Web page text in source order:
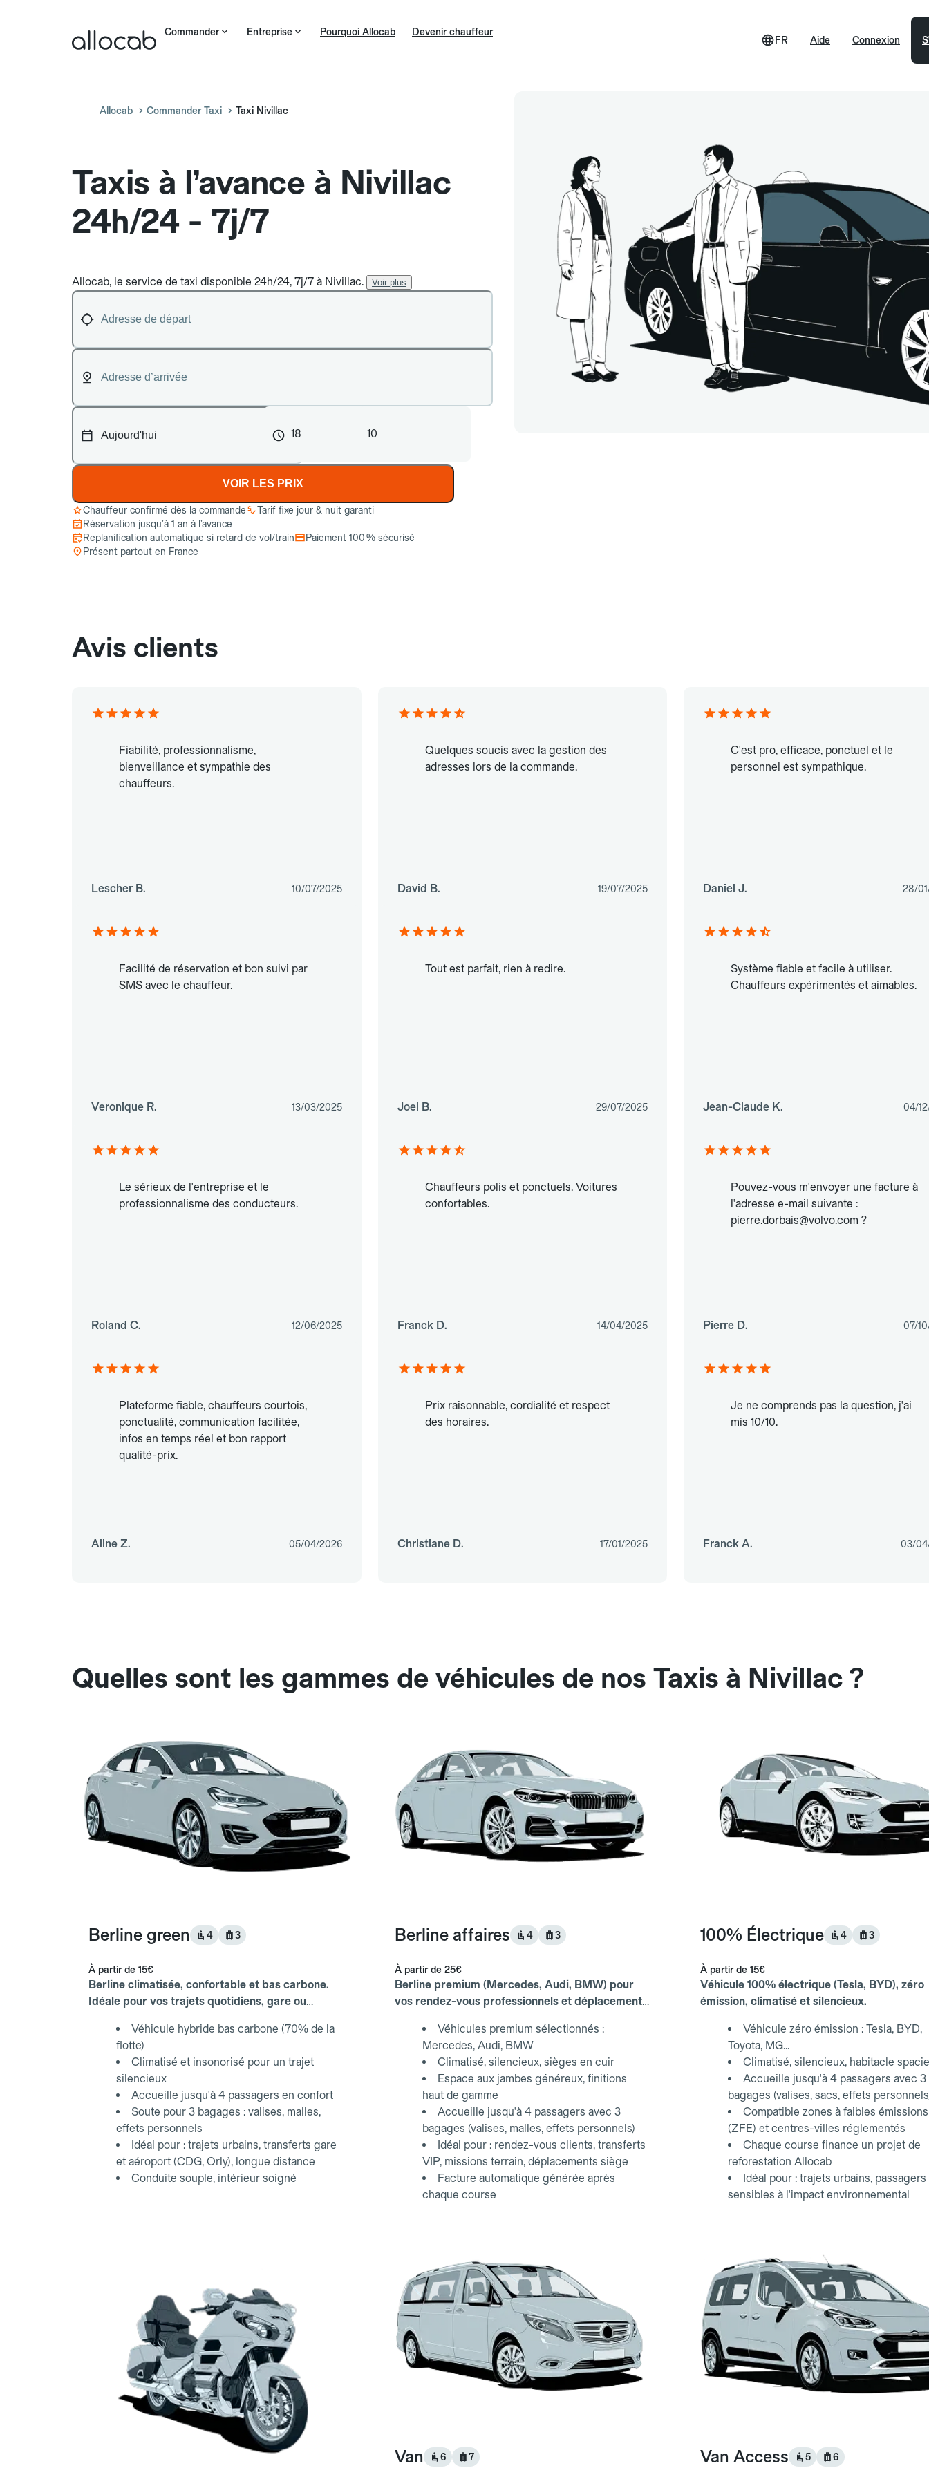
Commander Entreprise Pourquoi Allocab Devenir chauffeur
Aide
FR Connexion
Allocab Commander Taxi Taxi Nivillac
Taxis à l’avance à Nivillac
24h/24 - 7j/7
Allocab, le service de taxi disponible 24h/24, 7j/7 à Nivillac. Voir plus
18 10
VOIR LES PRIX
Chauffeur confirmé dès la commande
Tarif fixe jour & nuit garanti
Réservation jusqu’à 1 an à l’avance
Replanification automatique si retard de vol/train
Paiement 100 % sécurisé
Présent partout en France
Avis clients
Fiabilité, professionnalisme,
bienveillance et sympathie des
chauffeurs.
Lescher B. 10/07/2025
Quelques soucis avec la gestion des
adresses lors de la commande.
David B. 19/07/2025
C'est pro, efficace, ponctuel et le
personnel est sympathique.
Daniel J. 28/
Facilité de réservation et bon suivi par
SMS avec le chauffeur.
Veronique R. 13/03/2025
Tout est parfait, rien à redire.
Joel B. 29/07/2025
Système fiable et facile à utiliser.
Chauffeurs expérimentés et aimables.
Jean-Claude K. 04/
Le sérieux de l'entreprise et le
professionnalisme des conducteurs.
Roland C. 12/06/2025
Chauffeurs polis et ponctuels. Voitures
confortables.
Franck D. 14/04/2025
Pouvez-vous m'envoyer une facture à
l'adresse e-mail suivante :
pierre.dorbais@volvo.com ?
Pierre D. 07/
Plateforme fiable, chauffeurs courtois,
ponctualité, communication facilitée,
infos en temps réel et bon rapport
qualité-prix.
Aline Z. 05/04/2026
Prix raisonnable, cordialité et respect
des horaires.
Christiane D. 17/01/2025
Je ne comprends pas la question, j'ai
mis 10/10.
Franck A. 03/
Quelles sont les gammes de véhicules de nos Taxis à Nivillac ?
Berline green 4 3
À partir de 15€
Berline climatisée, confortable et bas carbone.
Idéale pour vos trajets quotidiens, gare ou
Véhicule hybride bas carbone (70% de la
flotte)
Climatisé et insonorisé pour un trajet
silencieux
Accueille jusqu'à 4 passagers en confort
Soute pour 3 bagages : valises, malles,
effets personnels
Idéal pour : trajets urbains, transferts gare
et aéroport (CDG, Orly), longue distance
Conduite souple, intérieur soigné
Berline affaires 4 3
À partir de 25€
Berline premium (Mercedes, Audi, BMW) pour
vos rendez-vous professionnels et déplacements
Véhicules premium sélectionnés :
Mercedes, Audi, BMW
Climatisé, silencieux, sièges en cuir
Espace aux jambes généreux, finitions
haut de gamme
Accueille jusqu'à 4 passagers avec 3
bagages (valises, malles, effets personnels)
Idéal pour : rendez-vous clients, transferts
VIP, missions terrain, déplacements siège
Facture automatique générée après
chaque course
100% Électrique 4 3
À partir de 15€
Véhicule 100% électrique (Tesla, BYD), zéro
émission, climatisé et silencieux.
Véhicule zéro émission : Tesla, BYD,
Toyota, MG...
Climatisé, silencieux, habitacle
Accueille jusqu'à 4 passagers avec 3
bagages (valises, sacs, effets
Compatible zones à faibles émissions
(ZFE) et centres-villes réglementés
Chaque course finance un projet de
reforestation Allocab
Idéal pour : trajets urbains, passagers
sensibles à l'impact environnemental
Van 6 7 Van Access 5 6